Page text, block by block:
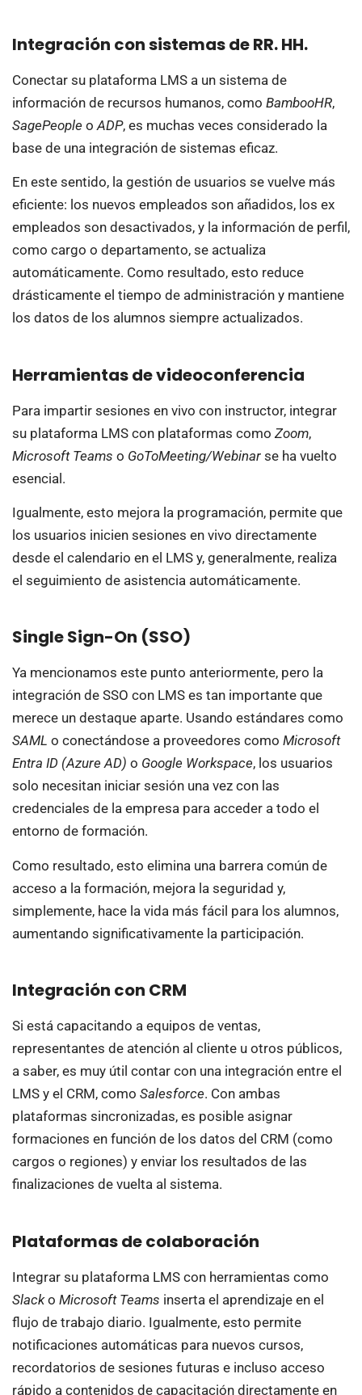
Integración con sistemas de RR. HH.
Conectar su plataforma LMS a un sistema de
información de recursos humanos, como BambooHR,
SagePeople o ADP, es muchas veces considerado la
base de una integración de sistemas eficaz.
En este sentido, la gestión de usuarios se vuelve más
eficiente: los nuevos empleados son añadidos, los ex
empleados son desactivados, y la información de perfil,
como cargo o departamento, se actualiza
automáticamente. Como resultado, esto reduce
drásticamente el tiempo de administración y mantiene
los datos de los alumnos siempre actualizados.
Herramientas de videoconferencia
Para impartir sesiones en vivo con instructor, integrar
su plataforma LMS con plataformas como Zoom,
Microsoft Teams o GoToMeeting/Webinar se ha vuelto
esencial.
Igualmente, esto mejora la programación, permite que
los usuarios inicien sesiones en vivo directamente
desde el calendario en el LMS y, generalmente, realiza
el seguimiento de asistencia automáticamente.
Single Sign-On (SSO)
Ya mencionamos este punto anteriormente, pero la
integración de SSO con LMS es tan importante que
merece un destaque aparte. Usando estándares como
SAML o conectándose a proveedores como Microsoft
Entra ID (Azure AD) o Google Workspace, los usuarios
solo necesitan iniciar sesión una vez con las
credenciales de la empresa para acceder a todo el
entorno de formación.
Como resultado, esto elimina una barrera común de
acceso a la formación, mejora la seguridad y,
simplemente, hace la vida más fácil para los alumnos,
aumentando significativamente la participación.
Integración con CRM
Si está capacitando a equipos de ventas,
representantes de atención al cliente u otros públicos,
a saber, es muy útil contar con una integración entre el
LMS y el CRM, como Salesforce. Con ambas
plataformas sincronizadas, es posible asignar
formaciones en función de los datos del CRM (como
cargos o regiones) y enviar los resultados de las
finalizaciones de vuelta al sistema.
Plataformas de colaboración
Integrar su plataforma LMS con herramientas como
Slacko Microsoft Teams inserta el aprendizaje en el
flujo de trabajo diario. Igualmente, esto permite
notificaciones automáticas para nuevos cursos,
recordatorios de sesiones futuras e incluso acceso
rápido a contenidos de capacitación directamente en